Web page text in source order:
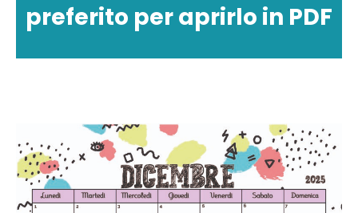
preferito per aprirlo in PDF